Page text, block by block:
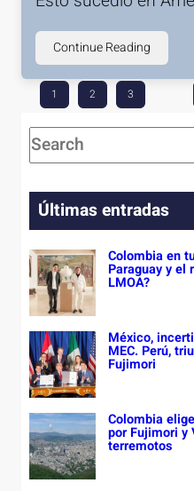
Continue Reading
1 2 3
S
e
a
c
h
Últimas entradas
Colombia en
Paraguay y el
LMOA?
México,
MEC. Perú,
Fujimori
Colombia
por Fujimori y
terremotos